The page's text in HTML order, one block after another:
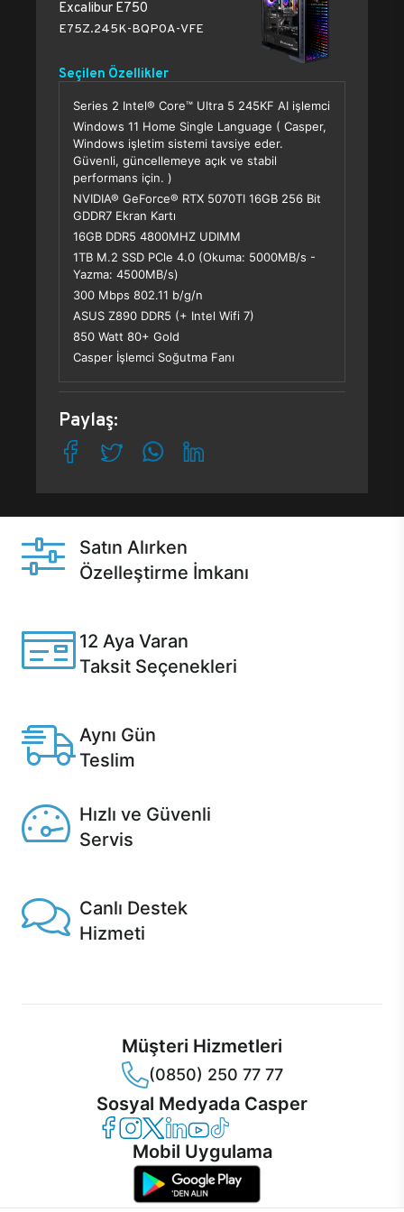
Excalibur E750
E75Z.245K-BQP0A-VFE
Seçilen Özellikler
Series 2 Intel® Core™ Ultra 5 245KF AI işlemci
Windows 11 Home Single Language ( Casper,
Windows işletim sistemi tavsiye eder.
Güvenli, güncellemeye açık ve stabil
performans için. )
NVIDIA® GeForce® RTX 5070TI 16GB 256 Bit
GDDR7 Ekran Kartı
16GB DDR5 4800MHZ UDIMM
1TB M.2 SSD PCle 4.0 (Okuma: 5000MB/s -
Yazma: 4500MB/s)
300 Mbps 802.11 b/g/n
ASUS Z890 DDR5 (+ Intel Wifi 7)
850 Watt 80+ Gold
Casper İşlemci Soğutma Fanı
Paylaş:
Satın Alırken
Özelleştirme İmkanı
12 Aya Varan
Taksit Seçenekleri
Aynı Gün
Teslim
Hızlı ve Güvenli
Servis
Canlı Destek
Hizmeti
Müşteri Hizmetleri
(0850) 250 77 77
Sosyal Medyada Casper
Casper Facebook
Casper Instagram
Casper Twitter
Casper LinkedIn
Casper YouTube
Casper TikTok
Mobil Uygulama